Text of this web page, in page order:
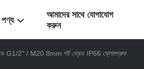
পণ্য
আমাদের সাথে যোগাযোগ
করুন
G1/2" / M20 8mm শর্ট থ্রেড IP66 ফ্লেমপ্রুফ